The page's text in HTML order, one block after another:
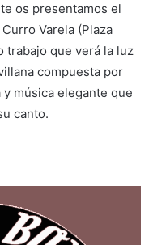
os presentamos el
Varela (Plaza
trabajo que verá la luz
compuesta por
música elegante que
canto.